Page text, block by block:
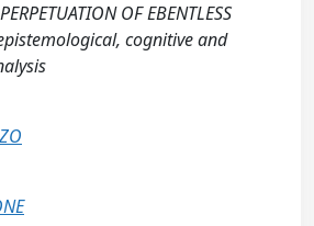
OF EBENTLESS
cognitive and